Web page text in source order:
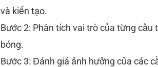
và kiến tạo.
Bước 2: Phân tích vai trò của từng
bóng.
Bước 3: Đánh giá ảnh hưởng của các